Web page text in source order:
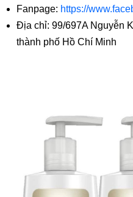
Fanpage: https://
Địa chỉ: 99/697A Nguyễn
thành phố Hồ Chí Minh